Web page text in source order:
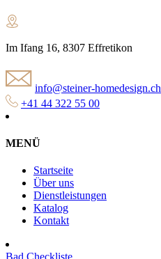
Im Ifang 16, 8307 Effretikon
info@steiner-homedesign.ch
+41 44 322 55 00
MENÜ
Startseite
Über uns
Dienstleistungen
Katalog
Kontakt
Bad Checkliste